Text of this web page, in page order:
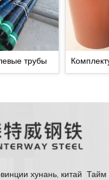
трубы
хунань, китай